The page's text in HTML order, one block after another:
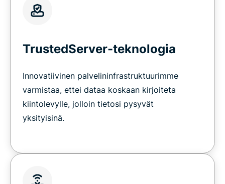
TrustedServer-teknologia
Innovatiivinen palvelininfrastruktuurimme
varmistaa, ettei dataa koskaan kirjoiteta
kiintolevylle, jolloin tietosi pysyvät
yksityisinä.